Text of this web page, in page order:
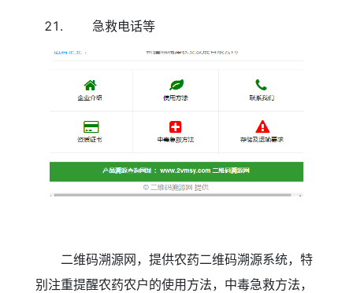
急救电话等
二维码溯源网，提供农药二维码溯源系统，特
别注重提醒农药农户的使用方法，中毒急救方法，